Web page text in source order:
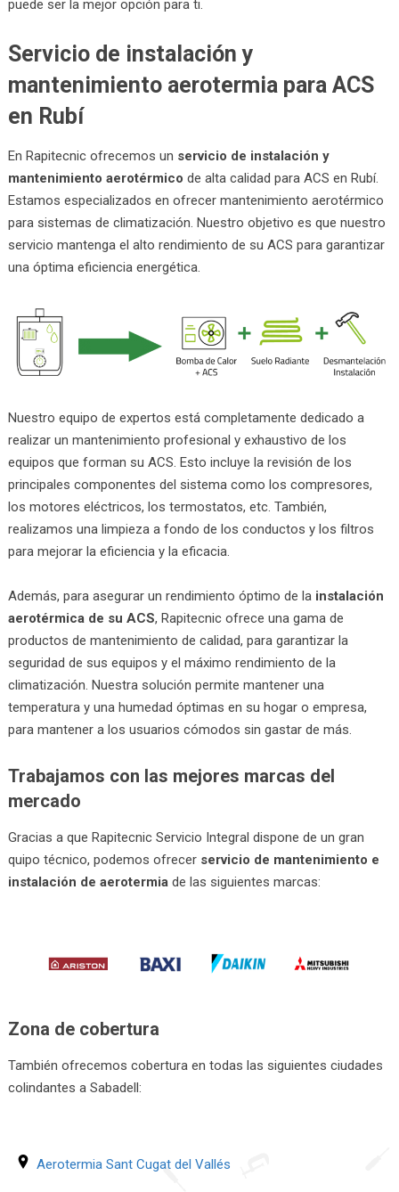
puede ser la mejor opción para ti.
Servicio de instalación y
mantenimiento aerotermia para ACS
en Rubí
En Rapitecnic ofrecemos un servicio de instalación y
mantenimiento aerotérmico de alta calidad para ACS en Rubí.
Estamos especializados en ofrecer mantenimiento aerotérmico
para sistemas de climatización. Nuestro objetivo es que nuestro
servicio mantenga el alto rendimiento de su ACS para garantizar
una óptima eficiencia energética.
Nuestro equipo de expertos está completamente dedicado a
realizar un mantenimiento profesional y exhaustivo de los
equipos que forman su ACS. Esto incluye la revisión de los
principales componentes del sistema como los compresores,
los motores eléctricos, los termostatos, etc. También,
realizamos una limpieza a fondo de los conductos y los filtros
para mejorar la eficiencia y la eficacia.
Además, para asegurar un rendimiento óptimo de la instalación
aerotérmica de su ACS, Rapitecnic ofrece una gama de
productos de mantenimiento de calidad, para garantizar la
seguridad de sus equipos y el máximo rendimiento de la
climatización. Nuestra solución permite mantener una
temperatura y una humedad óptimas en su hogar o empresa,
para mantener a los usuarios cómodos sin gastar de más.
Trabajamos con las mejores marcas del
mercado
Gracias a que Rapitecnic Servicio Integral dispone de un gran
quipo técnico, podemos ofrecer servicio de mantenimiento e
instalación de aerotermiade las siguientes marcas:
Zona de cobertura
También ofrecemos cobertura en todas las siguientes ciudades
colindantes a Sabadell:
Aerotermia Sant Cugat del Vallés